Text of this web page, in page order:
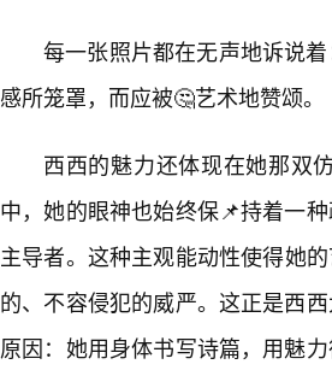
每一张照片都在无声地诉说
感所笼罩，而应被🤔艺术地赞颂。
西西的魅力还体现在她那双
中，她的眼神也始终保📌持着一
主导者。这种主观能动性使得她
的、不容侵犯的威严。这正是西
原因：她用身体书写诗篇，用魅